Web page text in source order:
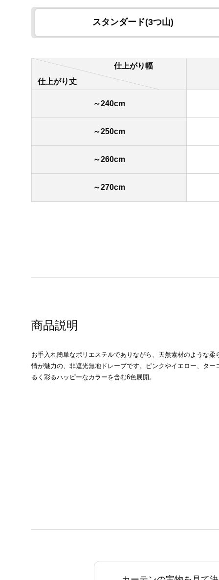
スタンダード(3つ山)
仕上がり幅
仕上がり丈
～240cm
～250cm
～260cm
～270cm
商品説明
お手入れ簡単なポリエステルでありながら、天然素材のような柔
情が魅力の、非遮光無地ドレープです。ピンクやイエロー、ター
るく彩るハッピーなカラーを含む6色展開。